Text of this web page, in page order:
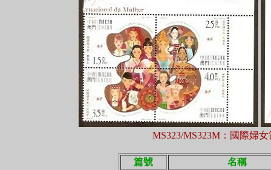
MS323/MS323M：國際婦
篇號
名稱